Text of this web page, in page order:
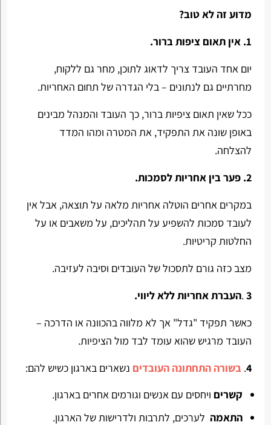
מדוע זה לא טוב?
1. אין תאום ציפות ברור.
יום אחד העובד צריך לדאוג לתוכן, מחר גם ללקוח,
מחרתיים גם לנתונים – בלי הגדרה של תחום האחריות.
ככל שאין תאום ציפיות ברור, כך העובד והמנהל מבינים
באופן שונה את התפקיד, את המטרה ומהו המדד
להצלחה.
2. פער בין אחריות לסמכות.
במקרים אחרים הוטלה אחריות מלאה על תוצאה, אבל אין
לעובד סמכות להשפיע על תהליכים, על משאבים או על
החלטות קריטיות.
מצב כזה גורם לתסכול של העובדים וסיבה לעזיבה.
3
.העברת אחריות ללא ליווי.
כאשר תפקיד "גדל" אך לא מלווה בהכוונה או הדרכה –
העובד מרגיש שהוא עומד לבד מול הציפיות.
4
. בשורה התחתונה העובדים נשארים בארגון כשיש להם:
קשרים ויחסים עם אנשים וגורמים אחרים בארגון.
התאמהלערכים, לתרבות ולדרישות של הארגון.